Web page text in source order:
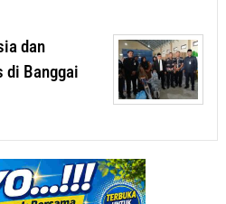
dan
di Banggai